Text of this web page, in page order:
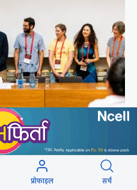
तिब्बत पक्षीय भाष्य
प्रोफाइल सर्च